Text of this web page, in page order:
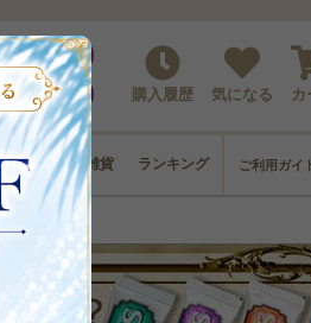
ログイン
新規登録 購入履歴 気になる カ
コフレ･雑貨 ランキング ご利用ガイ